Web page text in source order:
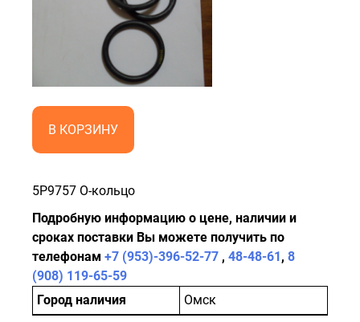
В КОРЗИНУ
5P9757 О-кольцо
Подробную информацию о цене, наличии и
сроках поставки Вы можете получить по
телефонам +7 (953)-396-52-77 , 48-48-61, 8
(908) 119-65-59
Город наличия
Омск